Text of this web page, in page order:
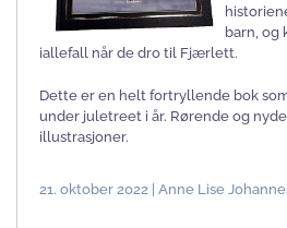
barn, og
iallefall når de dro til Fjærlett.
Dette er en helt fortryllende bok
under juletreet i år. Rørende og
illustrasjoner.
21. oktober 2022 | Anne Lise